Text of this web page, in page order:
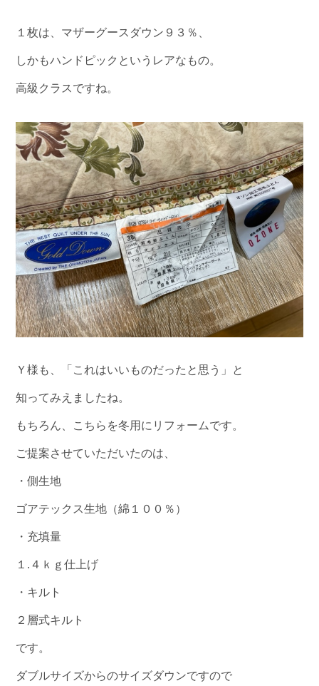
１枚は、マザーグースダウン９３％、
しかもハンドピックというレアなもの。
高級クラスですね。
Ｙ様も、「これはいいものだったと思う」と
知ってみえましたね。
もちろん、こちらを冬用にリフォームです。
ご提案させていただいたのは、
・側生地
ゴアテックス生地（綿１００％）
・充填量
１.４ｋｇ仕上げ
・キルト
２層式キルト
です。
ダブルサイズからのサイズダウンですので